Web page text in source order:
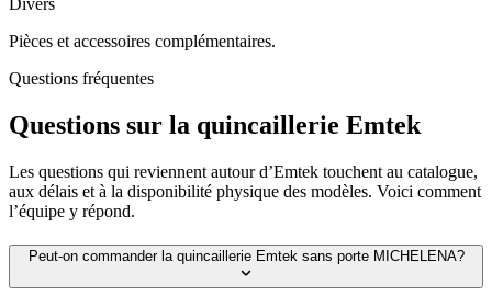
Divers
Pièces et accessoires complémentaires.
Questions fréquentes
Questions sur la quincaillerie Emtek
Les questions qui reviennent autour d’Emtek touchent au catalogue,
aux délais et à la disponibilité physique des modèles. Voici comment
l’équipe y répond.
Peut-on commander la quincaillerie Emtek sans porte MICHELENA?